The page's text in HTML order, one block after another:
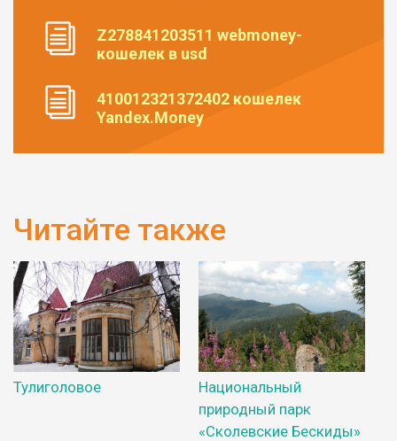
Z278841203511 webmoney-
кошелек в usd
410012321372402 кошелек
Yandex.Money
Читайте также
Тулиголовое
Национальный
природный парк
«Сколевские Бескиды»